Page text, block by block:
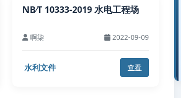
NB∕T 10333-2019 水电工程场
啊柒 2022-09-09
水利文件 查看